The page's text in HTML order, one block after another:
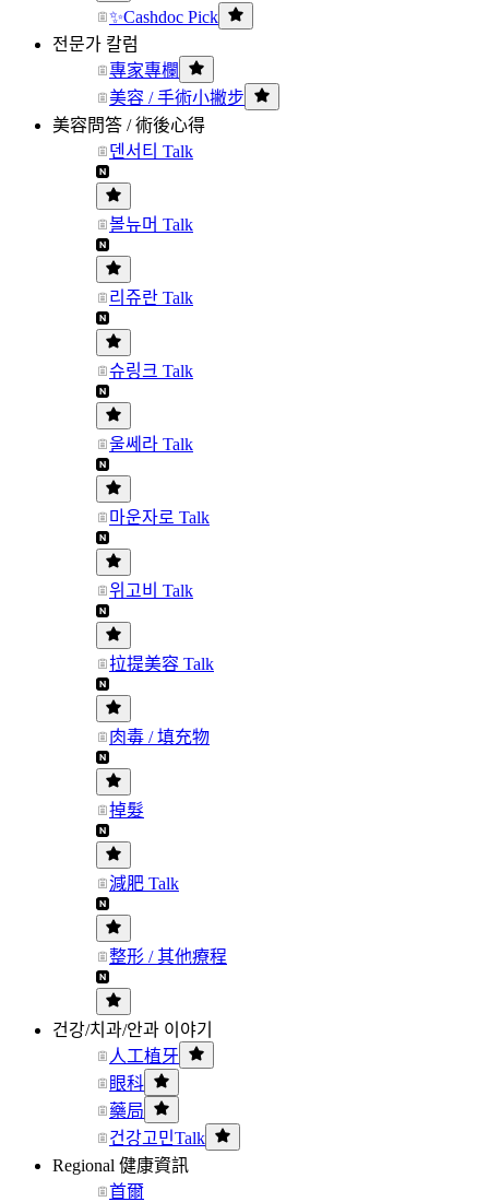
✨Cashdoc Pick
전문가 칼럼
專家專欄
美容 / 手術小撇步
美容問答 / 術後心得
덴서티 Talk
볼뉴머 Talk
리쥬란 Talk
슈링크 Talk
울쎄라 Talk
마운자로 Talk
위고비 Talk
拉提美容 Talk
肉毒 / 填充物
掉髮
減肥 Talk
整形 / 其他療程
건강/치과/안과 이야기
人工植牙
眼科
藥局
건강고민Talk
Regional 健康資訊
首爾